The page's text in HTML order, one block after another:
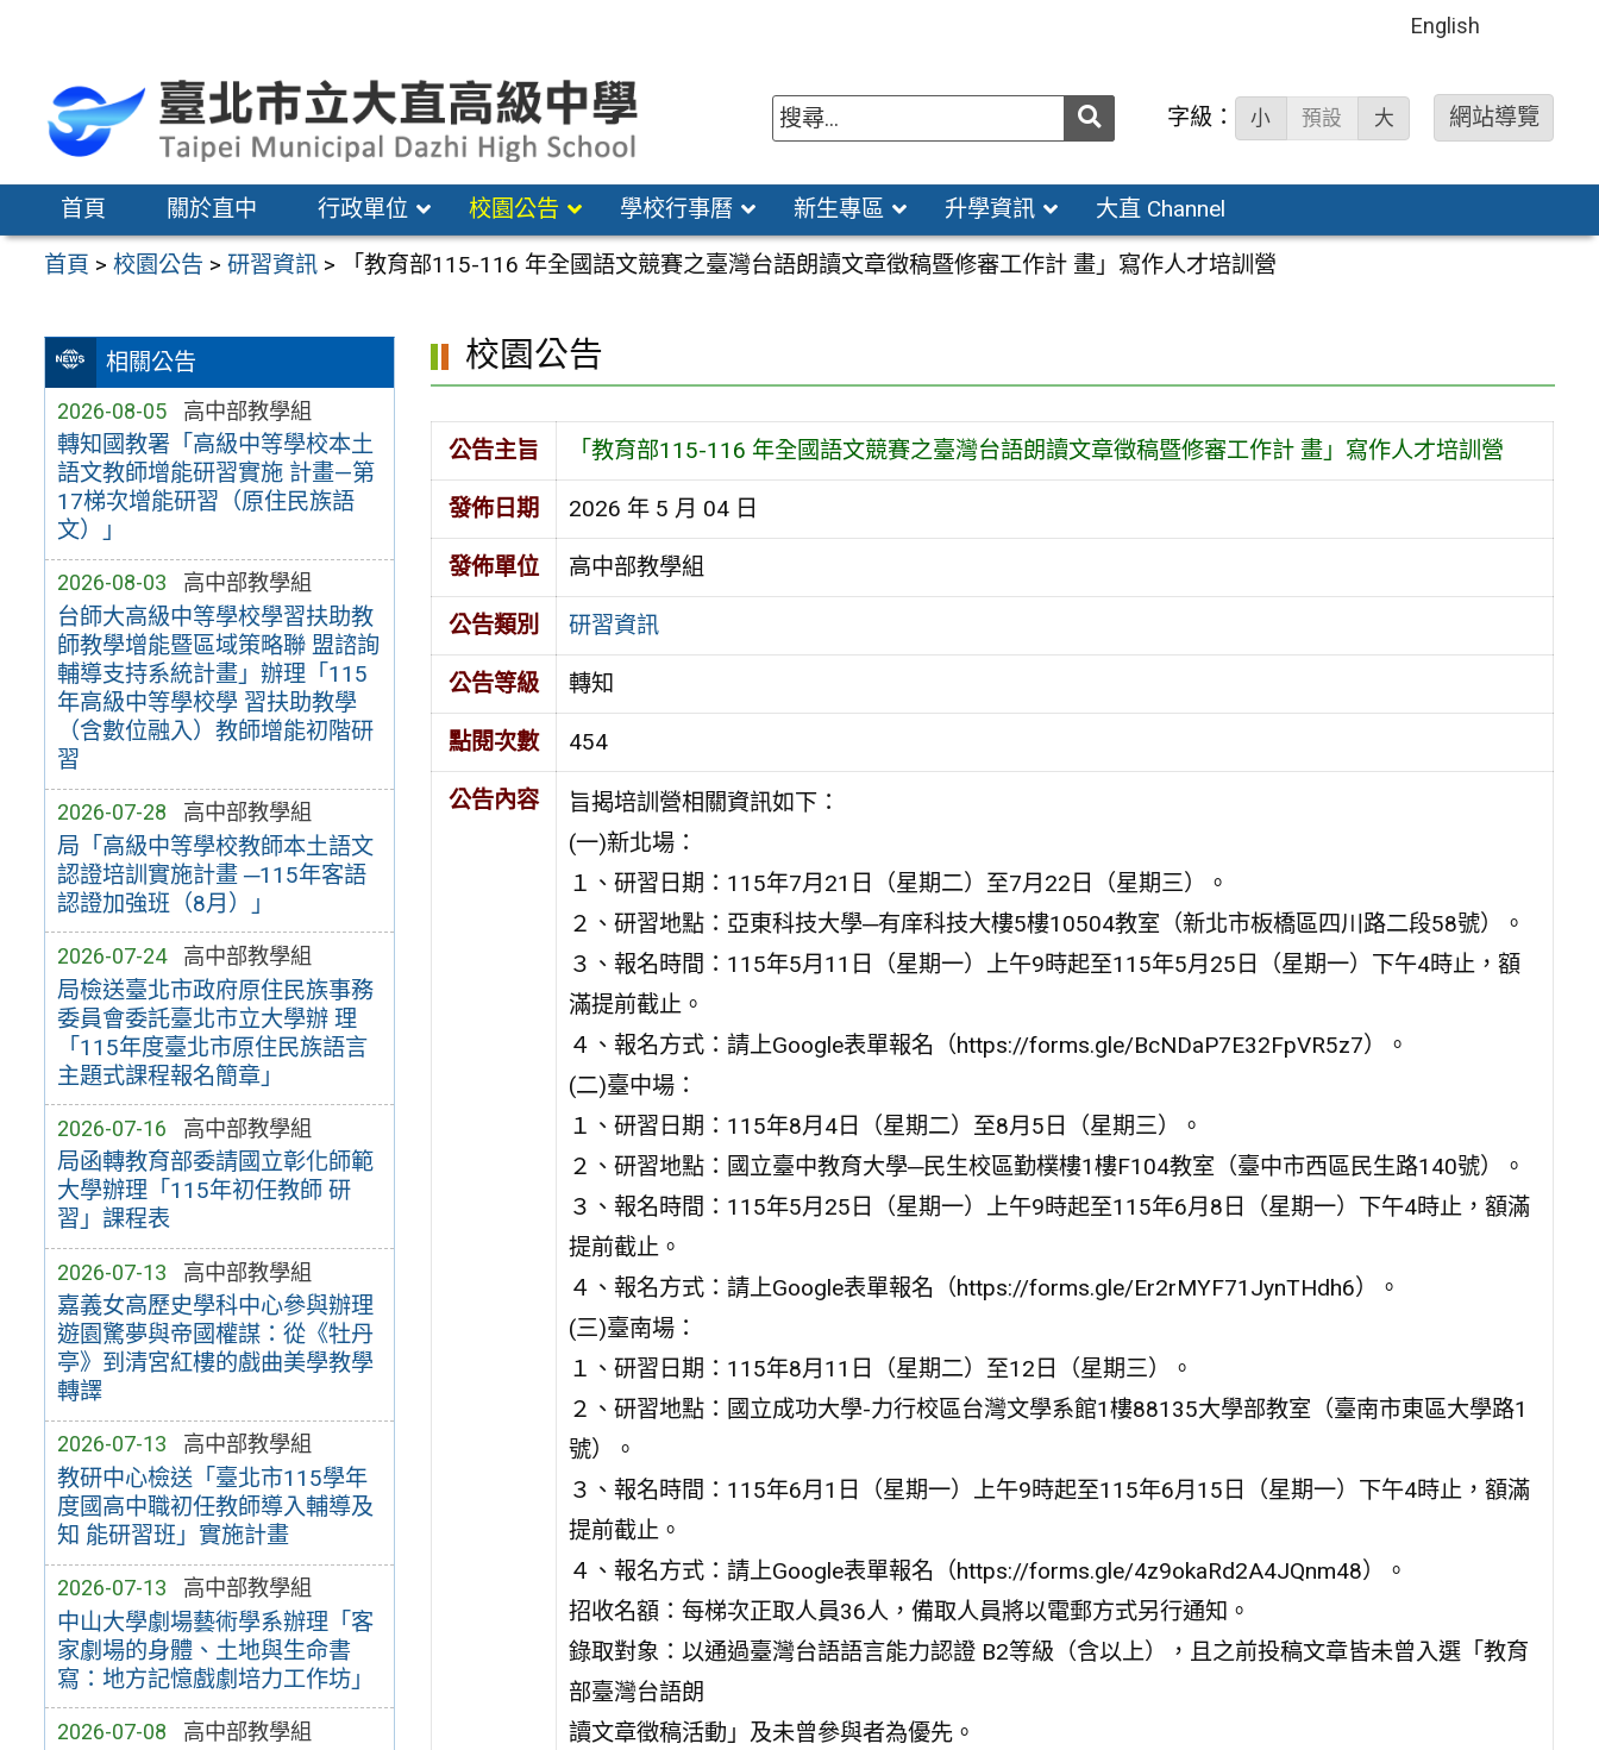
區
English
送出 字級： 小 預設 大 網站導覽
首頁 關於直中 行政單位 校園公告 學校行事曆 新生專區 升學資訊 大直 Channel
首頁 >校園公告 >研習資訊 > 「教育部115-116 年全國語文競賽之臺灣台語朗讀文章徵稿暨修審工作計 畫」寫作人才培訓營
相關公告
2026-08-05 高中部教學組
轉知國教署「高級中等學校本土
語文教師增能研習實施 計畫—第
17梯次增能研習（原住民族語
文）」
2026-08-03 高中部教學組
台師大高級中等學校學習扶助教
師教學增能暨區域策略聯 盟諮詢
輔導支持系統計畫」辦理「115
年高級中等學校學 習扶助教學
（含數位融入）教師增能初階研
習
2026-07-28 高中部教學組
局「高級中等學校教師本土語文
認證培訓實施計畫 ─115年客語
認證加強班（8月）」
2026-07-24 高中部教學組
局檢送臺北市政府原住民族事務
委員會委託臺北市立大學辦 理
「115年度臺北市原住民族語言
主題式課程報名簡章」
2026-07-16 高中部教學組
局函轉教育部委請國立彰化師範
大學辦理「115年初任教師 研
習」課程表
2026-07-13 高中部教學組
嘉義女高歷史學科中心參與辦理
遊園驚夢與帝國權謀：從《牡丹
亭》到清宮紅樓的戲曲美學教學
轉譯
2026-07-13 高中部教學組
教研中心檢送「臺北市115學年
度國高中職初任教師導入輔導及
知 能研習班」實施計畫
2026-07-13 高中部教學組
中山大學劇場藝術學系辦理「客
家劇場的身體、土地與生命書
寫：地方記憶戲劇培力工作坊」
2026-07-08 高中部教學組
校園公告
公告主旨 「教育部115-116 年全國語文競賽之臺灣台語朗讀文章徵稿暨修審工作計 畫」寫作人才培訓營
發佈日期 2026 年 5 月 04 日
發佈單位 高中部教學組
公告類別 研習資訊
公告等級 轉知
點閱次數 454
公告內容
旨揭培訓營相關資訊如下：
(一)新北場：
１、研習日期：115年7月21日（星期二）至7月22日（星期三）。
２、研習地點：亞東科技大學─有庠科技大樓5樓10504教室（新北市板橋區四川路二段58號）。
３、報名時間：115年5月11日（星期一）上午9時起至115年5月25日（星期一）下午4時止，額
滿提前截止。
４、報名方式：請上Google表單報名（https://forms.gle/BcNDaP7E32FpVR5z7）。
(二)臺中場：
１、研習日期：115年8月4日（星期二）至8月5日（星期三）。
２、研習地點：國立臺中教育大學─民生校區勤樸樓1樓F104教室（臺中市西區民生路140號）。
３、報名時間：115年5月25日（星期一）上午9時起至115年6月8日（星期一）下午4時止，額滿
提前截止。
４、報名方式：請上Google表單報名（https://forms.gle/Er2rMYF71JynTHdh6）。
(三)臺南場：
１、研習日期：115年8月11日（星期二）至12日（星期三）。
２、研習地點：國立成功大學-力行校區台灣文學系館1樓88135大學部教室（臺南市東區大學路1
號）。
３、報名時間：115年6月1日（星期一）上午9時起至115年6月15日（星期一）下午4時止，額滿
提前截止。
４、報名方式：請上Google表單報名（https://forms.gle/4z9okaRd2A4JQnm48）。
招收名額：每梯次正取人員36人，備取人員將以電郵方式另行通知。
錄取對象：以通過臺灣台語語言能力認證 B2等級（含以上），且之前投稿文章皆未曾入選「教育
部臺灣台語朗
讀文章徵稿活動」及未曾參與者為優先。